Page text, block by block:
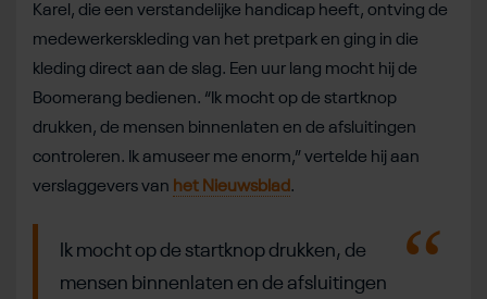
Karel, die een verstandelijke handicap heeft, ontving de
medewerkerskleding van het pretpark en ging in die
kleding direct aan de slag. Een uur lang mocht hij de
Boomerang bedienen. “Ik mocht op de startknop
drukken, de mensen binnenlaten en de afsluitingen
controleren. Ik amuseer me enorm,” vertelde hij aan
verslaggevers van het Nieuwsblad.
Ik mocht op de startknop drukken, de
mensen binnenlaten en de afsluitingen